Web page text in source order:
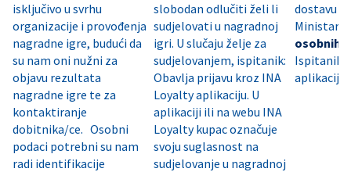
isključivo u svrhu
organizacije i provođenja
nagradne igre, budući da
su nam oni nužni za
objavu rezultata
nagradne igre te za
kontaktiranje
dobitnika/ce. Osobni
podaci potrebni su nam
radi identifikacije
slobodan odlučiti želi li
sudjelovati u nagradnoj
igri. U slučaju želje za
sudjelovanjem, ispitanik:
Obavlja prijavu kroz INA
Loyalty aplikaciju. U
aplikaciji ili na webu INA
Loyalty kupac označuje
svoju suglasnost na
sudjelovanje u nagradnoj
dostavu
osobnih
Ispitanik,